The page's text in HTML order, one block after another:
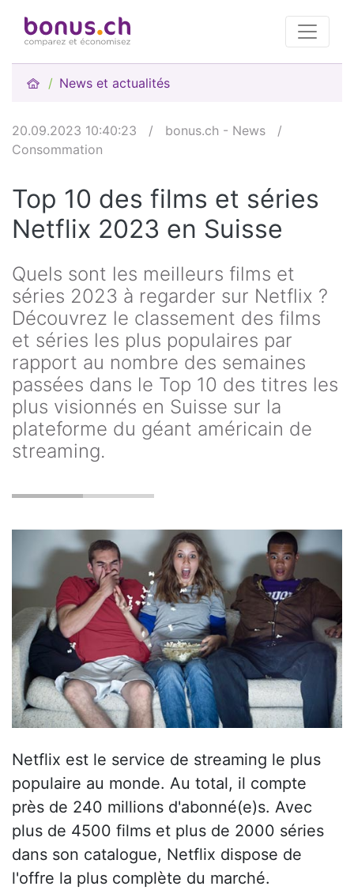
News et actualités
20.09.2023 10:40:23 / bonus.ch - News
/
Consommation
Top 10 des films et séries
Netflix 2023 en Suisse
Quels sont les meilleurs films et
séries 2023 à regarder sur Netflix ?
Découvrez le classement des films
et séries les plus populaires par
rapport au nombre des semaines
passées dans le Top 10 des titres les
plus visionnés en Suisse sur la
plateforme du géant américain de
streaming.
Netflix est le service de streaming le plus
populaire au monde. Au total, il compte
près de 240 millions d'abonné(e)s. Avec
plus de 4500 films et plus de 2000 séries
dans son catalogue, Netflix dispose de
l'offre la plus complète du marché.